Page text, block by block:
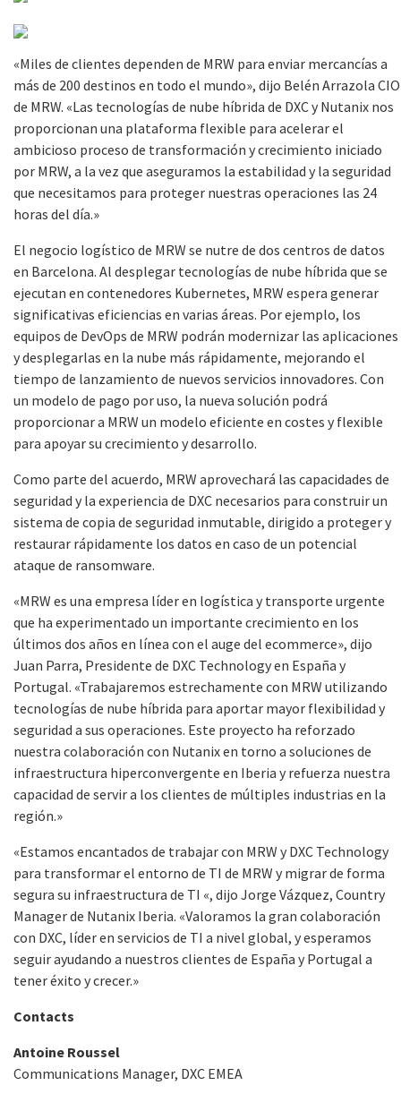
«Miles de clientes dependen de MRW para enviar mercancías a
más de 200 destinos en todo el mundo», dijo Belén Arrazola CIO
de MRW. «Las tecnologías de nube híbrida de DXC y Nutanix nos
proporcionan una plataforma flexible para acelerar el
ambicioso proceso de transformación y crecimiento iniciado
por MRW, a la vez que aseguramos la estabilidad y la seguridad
que necesitamos para proteger nuestras operaciones las 24
horas del día.»
El negocio logístico de MRW se nutre de dos centros de datos
en Barcelona. Al desplegar tecnologías de nube híbrida que se
ejecutan en contenedores Kubernetes, MRW espera generar
significativas eficiencias en varias áreas. Por ejemplo, los
equipos de DevOps de MRW podrán modernizar las aplicaciones
y desplegarlas en la nube más rápidamente, mejorando el
tiempo de lanzamiento de nuevos servicios innovadores. Con
un modelo de pago por uso, la nueva solución podrá
proporcionar a MRW un modelo eficiente en costes y flexible
para apoyar su crecimiento y desarrollo.
Como parte del acuerdo, MRW aprovechará las capacidades de
seguridad y la experiencia de DXC necesarios para construir un
sistema de copia de seguridad inmutable, dirigido a proteger y
restaurar rápidamente los datos en caso de un potencial
ataque de ransomware.
«MRW es una empresa líder en logística y transporte urgente
que ha experimentado un importante crecimiento en los
últimos dos años en línea con el auge del ecommerce», dijo
Juan Parra, Presidente de DXC Technology en España y
Portugal. «Trabajaremos estrechamente con MRW utilizando
tecnologías de nube híbrida para aportar mayor flexibilidad y
seguridad a sus operaciones. Este proyecto ha reforzado
nuestra colaboración con Nutanix en torno a soluciones de
infraestructura hiperconvergente en Iberia y refuerza nuestra
capacidad de servir a los clientes de múltiples industrias en la
región.»
«Estamos encantados de trabajar con MRW y DXC Technology
para transformar el entorno de TI de MRW y migrar de forma
segura su infraestructura de TI «, dijo Jorge Vázquez, Country
Manager de Nutanix Iberia. «Valoramos la gran colaboración
con DXC, líder en servicios de TI a nivel global, y esperamos
seguir ayudando a nuestros clientes de España y Portugal a
tener éxito y crecer.»
Contacts
Antoine Roussel
Communications Manager, DXC EMEA